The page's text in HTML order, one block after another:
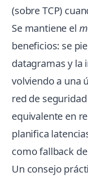
(sobre TCP)
Se mantiene el
beneficios: se
datagramas y la
volviendo a una
red de
equivalente en
planifica
como fallback
Un consejo